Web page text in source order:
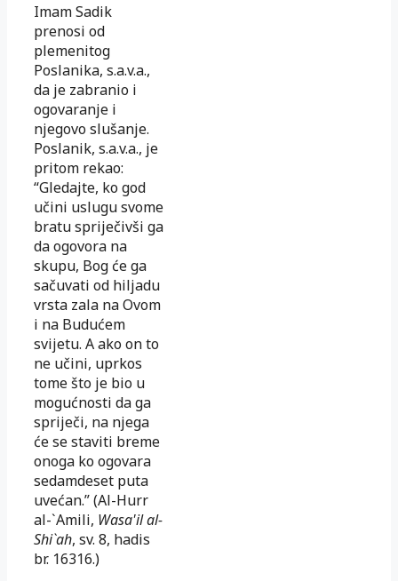
Imam Sadik
prenosi od
plemenitog
Poslanika, s.a.v.a.,
da je zabranio i
ogovaranje i
njegovo slušanje.
Poslanik, s.a.v.a., je
pritom rekao:
“Gledajte, ko god
učini uslugu svome
bratu spriječivši ga
da ogovora na
skupu, Bog će ga
sačuvati od hiljadu
vrsta zala na Ovom
i na Budućem
svijetu. A ako on to
ne učini, uprkos
tome što je bio u
mogućnosti da ga
spriječi, na njega
će se staviti breme
onoga ko ogovara
sedamdeset puta
uvećan.” (Al-Hurr
al-`Amili, Wasa'il al-
Shi`ah, sv. 8, hadis
br. 16316.)